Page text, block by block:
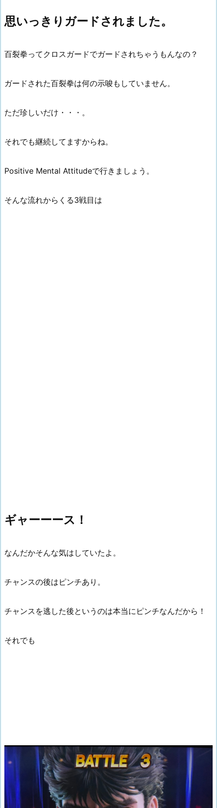
思いっきりガードされました。
百裂拳ってクロスガードでガードされちゃうもんなの？
ガードされた百裂拳は何の示唆もしていません。
ただ珍しいだけ・・・。
それでも継続してますからね。
Positive Mental Attitudeで行きましょう。
そんな流れからくる3戦目は
ギャーーース！
なんだかそんな気はしていたよ。
チャンスの後はピンチあり。
チャンスを逃した後というのは本当にピンチなんだから！
それでも